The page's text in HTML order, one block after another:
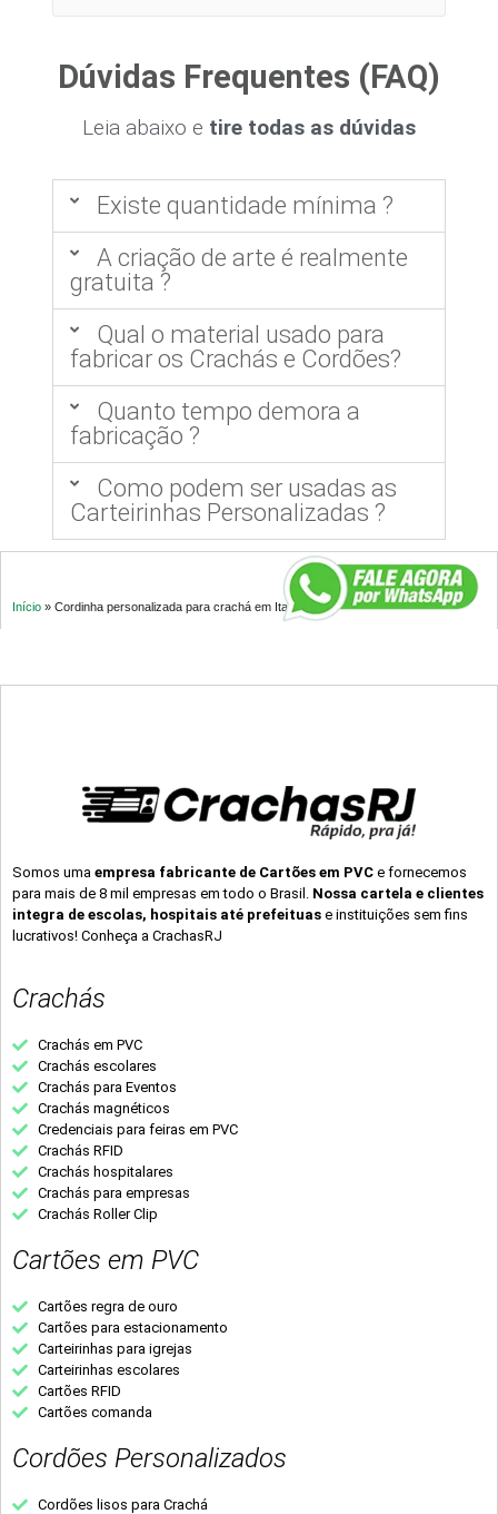
Dúvidas Frequentes (FAQ)
Leia abaixo e tire todas as dúvidas
Existe quantidade mínima ?
A criação de arte é realmente
gratuita ?
Qual o material usado para
fabricar os Crachás e Cordões?
Quanto tempo demora a
fabricação ?
Como podem ser usadas as
Carteirinhas Personalizadas ?
Início » Cordinha personalizada para crachá em Itaguaí – RJ
Somos uma empresa fabricante de Cartões em PVC e fornecemos
para mais de 8 mil empresas em todo o Brasil. Nossa cartela e clientes
integra de escolas, hospitais até prefeituas e instituições sem fins
lucrativos! Conheça a CrachasRJ
Crachás
Crachás em PVC
Crachás escolares
Crachás para Eventos
Crachás magnéticos
Credenciais para feiras em PVC
Crachás RFID
Crachás hospitalares
Crachás para empresas
Crachás Roller Clip
Cartões em PVC
Cartões regra de ouro
Cartões para estacionamento
Carteirinhas para igrejas
Carteirinhas escolares
Cartões RFID
Cartões comanda
Cordões Personalizados
Cordões lisos para Crachá